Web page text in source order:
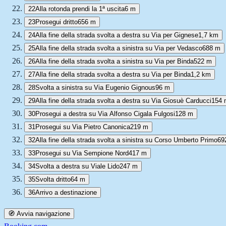
22Alla rotonda prendi la 1ª uscita6 m
23Prosegui dritto656 m
24Alla fine della strada svolta a destra su Via per Gignese1,7 km
25Alla fine della strada svolta a sinistra su Via per Vedasco688 m
26Alla fine della strada svolta a sinistra su Via per Binda522 m
27Alla fine della strada svolta a destra su Via per Binda1,2 km
28Svolta a sinistra su Via Eugenio Gignous96 m
29Alla fine della strada svolta a destra su Via Giosuè Carducci154
30Prosegui a destra su Via Alfonso Cigala Fulgosi128 m
31 Prosegui su Via Pietro Canonica219 m
32Alla fine della strada svolta a sinistra su Corso Umberto Primo
33Prosegui su Via Sempione Nord417 m
34Svolta a destra su Viale Lido247 m
35Svolta dritto64 m
36Arrivo a destinazione
🧭 Avvia navigazione